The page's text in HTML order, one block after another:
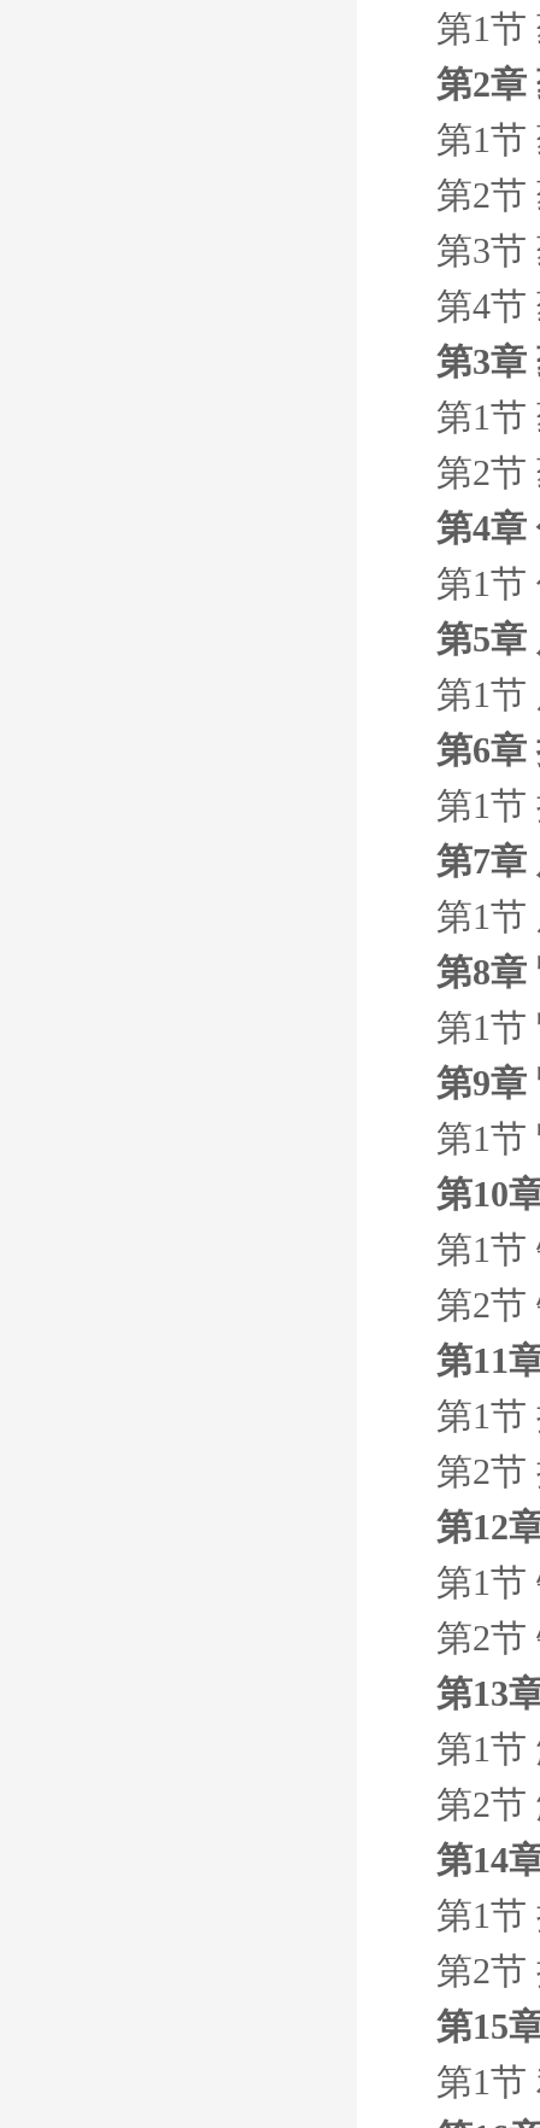
第1节
第2章
第1节
第2节
第3节
第4节
第3章
第1节
第2节
第4章
第1节
第5章
第1节
第6章
第1节
第7章
第1节
第8章
第1节
第9章
第1节
第10
第1节
第2节
第11
第1节
第2节
第12
第1节
第2节
第13
第1节
第2节
第14
第1节
第2节
第15
第1节